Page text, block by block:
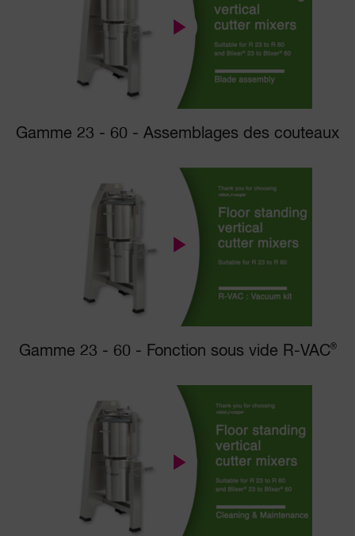
Gamme 23 - 60 - Assemblages des couteaux
Gamme 23 - 60 - Fonction sous vide R-VAC®